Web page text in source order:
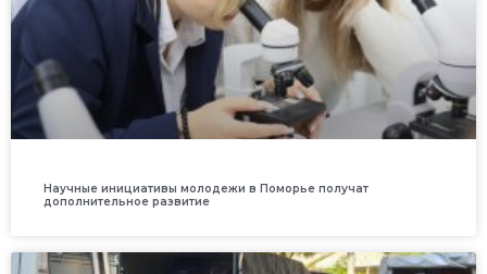
Научные инициативы молодежи в Поморье получат
дополнительное развитие